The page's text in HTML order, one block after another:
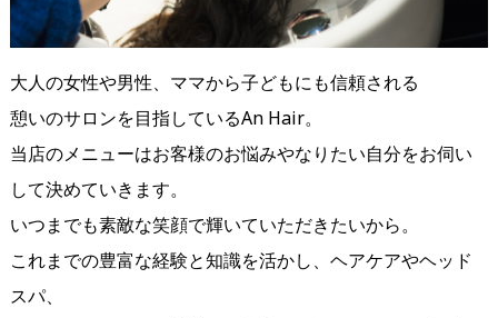
大人の女性や男性、ママから子どもにも信頼される
憩いのサロンを目指しているAn Hair。
当店のメニューはお客様のお悩みやなりたい自分をお伺い
して決めていきます。
いつまでも素敵な笑顔で輝いていただきたいから。
これまでの豊富な経験と知識を活かし、ヘアケアやヘッド
スパ、